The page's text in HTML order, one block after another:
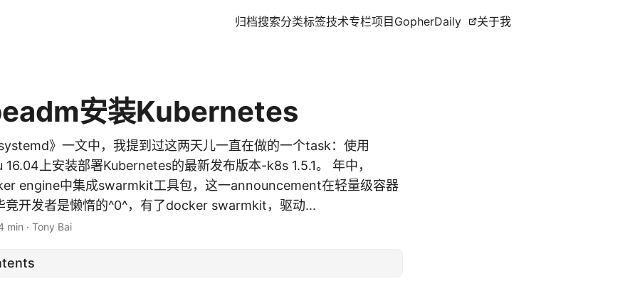
归档搜索分类标签技术专栏项目 GopherDaily 关于我
安装Kubernetes
》一文中，我提到过这两天儿一直在做的一个task：使用
上安装部署Kubernetes的最新发布版本-k8s 1.5.1。 年中，
engine中集成swarmkit工具包，这一announcement在轻量级容器
竟开发者是懒惰的^0^，有了docker swarmkit，驱动...
min · Tony Bai